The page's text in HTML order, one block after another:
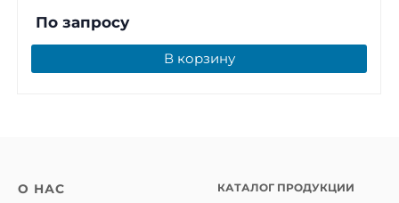
По запросу
В корзину
О НАС КАТАЛОГ ПРОДУКЦИИ